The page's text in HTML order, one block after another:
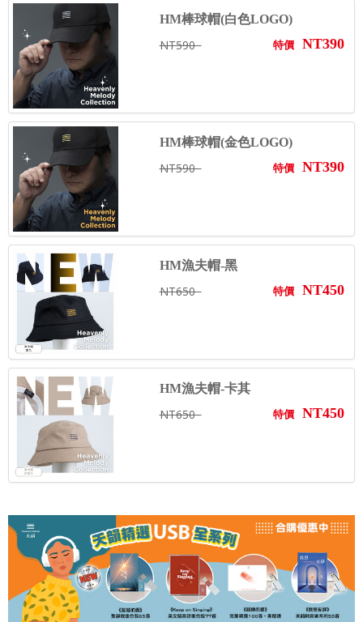
HM棒球帽(白色LOGO)
NT590 特價 NT390
HM棒球帽(金色LOGO)
NT590 特價 NT390
HM漁夫帽-黑
NT650 特價 NT450
HM漁夫帽-卡其
NT650 特價 NT450